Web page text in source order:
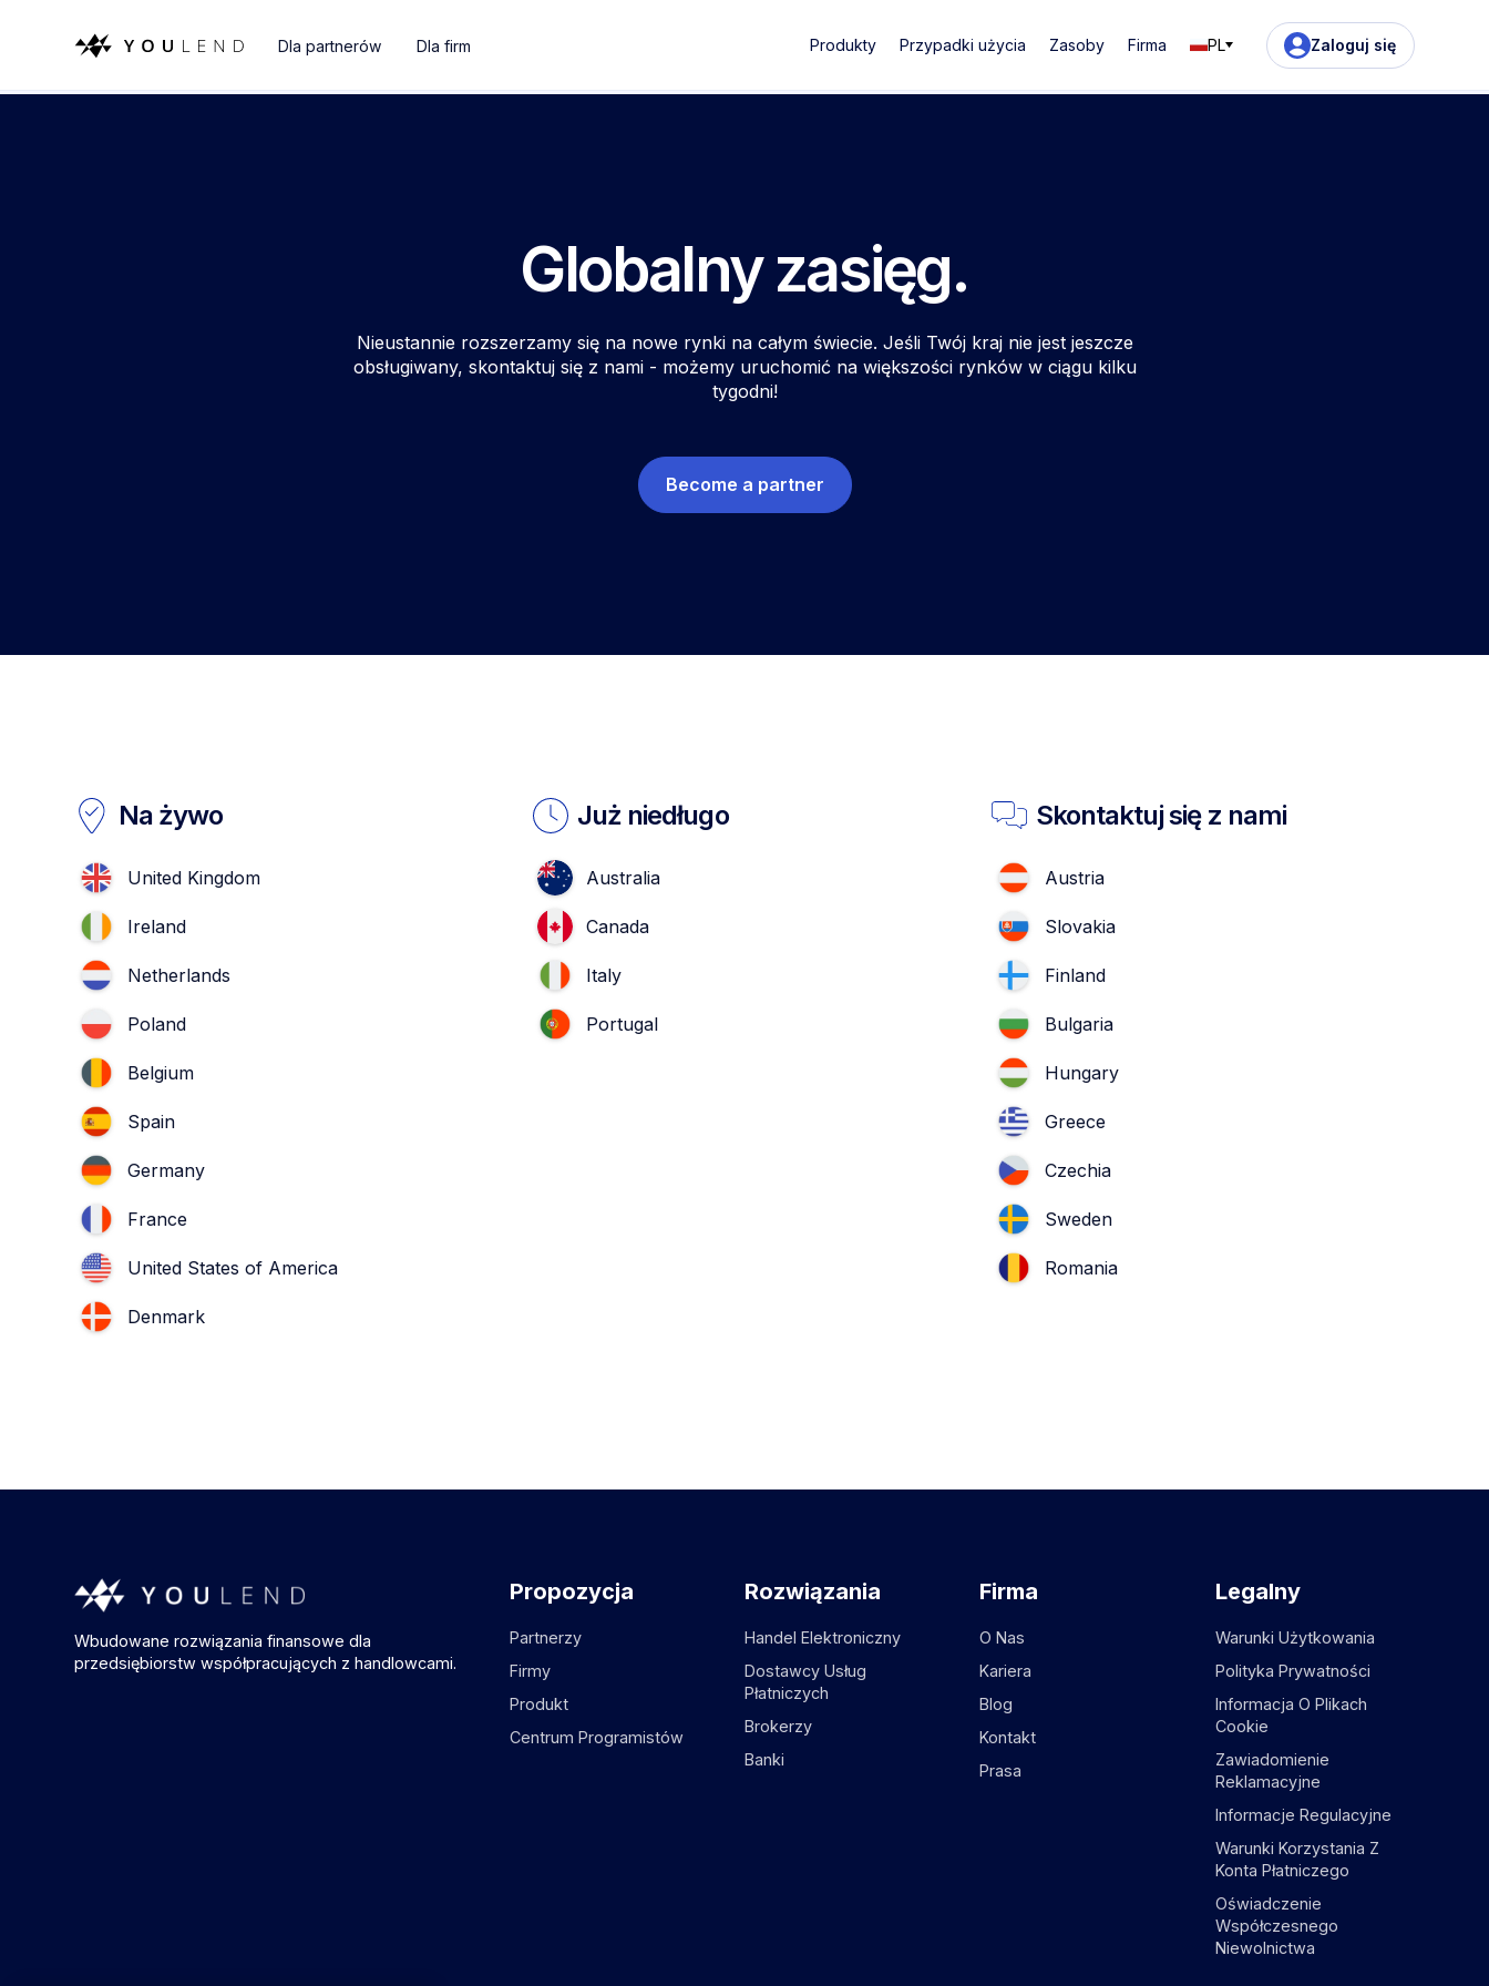
Dla partnerów Dla firm Produkty Przypadki użycia Zasoby Firma PL Zaloguj się
Globalny zasięg.
Nieustannie rozszerzamy się na nowe rynki na całym świecie. Jeśli Twój kraj nie jest jeszcze
obsługiwany, skontaktuj się z nami - możemy uruchomić na większości rynków w ciągu kilku
tygodni!
Become a partner
Na żywo
United Kingdom
Ireland
Netherlands
Poland
Belgium
Spain
Germany
France
United States of America
Denmark
Już niedługo
Australia
Canada
Italy
Portugal
Skontaktuj się z nami
Austria
Slovakia
Finland
Bulgaria
Hungary
Greece
Czechia
Sweden
Romania
Wbudowane rozwiązania finansowe dla
przedsiębiorstw współpracujących z handlowcami.
Propozycja
Partnerzy
Firmy
Produkt
Centrum Programistów
Rozwiązania
Handel Elektroniczny
Dostawcy Usług
Płatniczych
Brokerzy
Banki
Firma
O Nas
Kariera
Blog
Kontakt
Prasa
Legalny
Warunki Użytkowania
Polityka Prywatności
Informacja O Plikach
Cookie
Zawiadomienie
Reklamacyjne
Informacje Regulacyjne
Warunki Korzystania Z
Konta Płatniczego
Oświadczenie
Współczesnego
Niewolnictwa